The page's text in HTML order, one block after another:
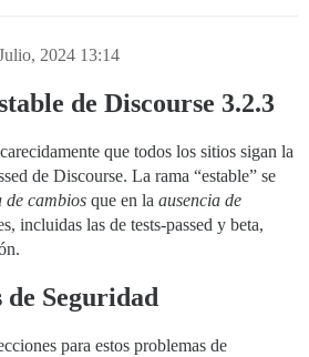
2024 13:14
de Discourse 3.2.3
que todos los sitios sigan la
de Discourse. La rama “estable” se
de cambios que en la ausencia de
incluidas las de tests-passed y beta,
Seguridad
para estos problemas de